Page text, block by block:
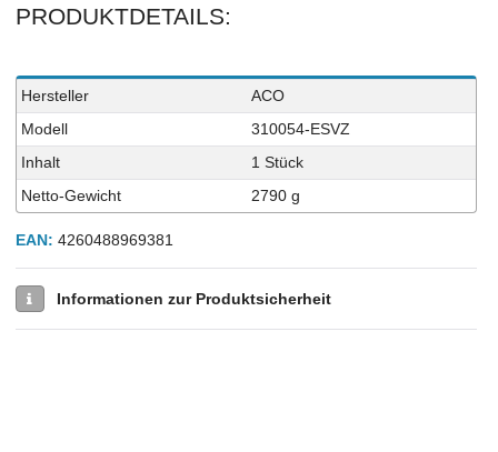
PRODUKTDETAILS:
Technisches
Merkmal
Wert
Hersteller
ACO
Modell
310054-ESVZ
Inhalt
1 Stück
Netto-Gewicht
2790 g
EAN: 4260488969381
Informationen zur Produktsicherheit